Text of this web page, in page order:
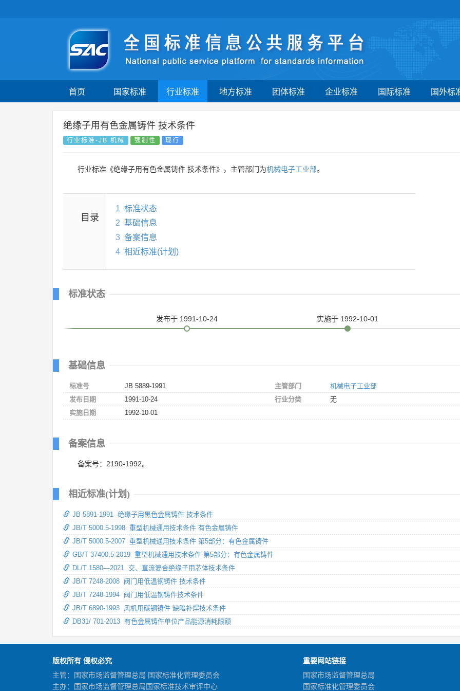
首页 国家标准 行业标准 地方标准 团体标准 企业标准 国际标准 国外标
绝缘子用有色金属铸件 技术条件
行业标准-JB 机械 强制性 现行
行业标准《绝缘子用有色金属铸件 技术条件》，主管部门为机械电子工业部。
目录
1 标准状态
2 基础信息
3 备案信息
4 相近标准(计划)
标准状态
发布于 1991-10-24 实施于 1992-10-01
基础信息
标准号
JB 5889-1991
发布日期
1991-10-24
实施日期
1992-10-01
主管部门
机械电子工业部
行业分类
无
备案信息
备案号：2190-1992。
相近标准(计划)
JB 5891-1991 绝缘子用黑色金属铸件 技术条件
JB/T 5000.5-1998 重型机械通用技术条件 有色金属铸件
JB/T 5000.5-2007 重型机械通用技术条件 第5部分：有色金属铸件
GB/T 37400.5-2019 重型机械通用技术条件 第5部分：有色金属铸件
DL/T 1580—2021 交、直流复合绝缘子用芯体技术条件
JB/T 7248-2008 阀门用低温钢铸件 技术条件
JB/T 7248-1994 阀门用低温钢铸件技术条件
JB/T 6890-1993 风机用碳钢铸件 缺陷补焊技术条件
DB31/ 701-2013 有色金属铸件单位产品能源消耗限额
版权所有 侵权必究
主管：国家市场监督管理总局 国家标准化管理委员会
主办：国家市场监督管理总局国家标准技术审评中心
重要网站链接
国家市场监督管理总局
国家标准化管理委员会